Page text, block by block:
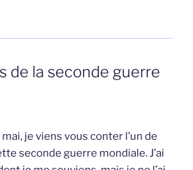
de la seconde guerre
je viens vous conter l’un de
seconde guerre mondiale. J’ai